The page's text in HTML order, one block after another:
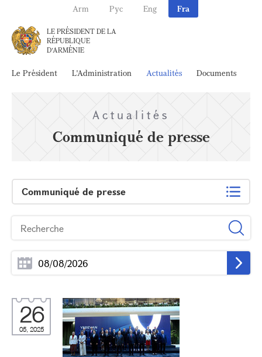
Arm Рус Eng Fra
LE PRÉSIDENT DE LA
RÉPUBLIQUE
D'ARMÉNIE
Le Président L'Administration Actualités Documents
Actualités
Communiqué de presse
Communiqué de presse
26
05, 2025